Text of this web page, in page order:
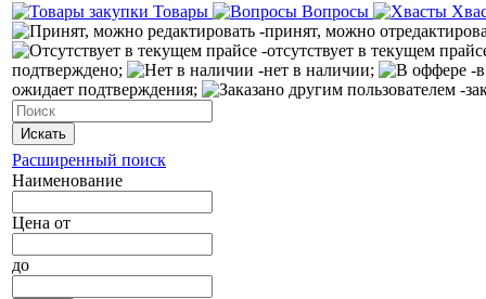
Товары Вопросы
-принят, можно
-отсутствует в текущем
подтверждено;
-нет в наличии;
-
ожидает подтверждения;
-
Искать
Расширенный поиск
Наименование
Цена от
до